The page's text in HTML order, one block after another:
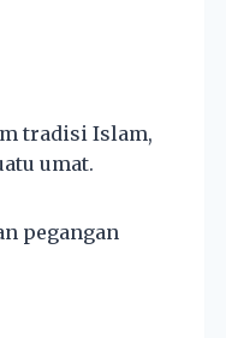
tradisi Islam,
umat.
pegangan